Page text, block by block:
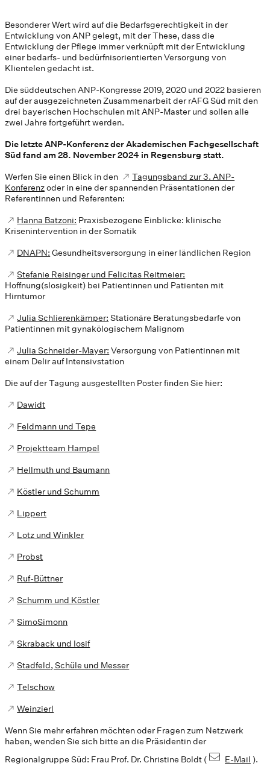
Besonderer Wert wird auf die Bedarfsgerechtigkeit in der
Entwicklung von ANP gelegt, mit der These, dass die
Entwicklung der Pflege immer verknüpft mit der Entwicklung
einer bedarfs- und bedürfnisorientierten Versorgung von
Klientelen gedacht ist.
Die süddeutschen ANP-Kongresse 2019, 2020 und 2022 basieren
auf der ausgezeichneten Zusammenarbeit der rAFG Süd mit den
drei bayerischen Hochschulen mit ANP-Master und sollen alle
zwei Jahre fortgeführt werden.
Die letzte ANP-Konferenz der Akademischen Fachgesellschaft
Süd fand am 28. November 2024 in Regensburg statt.
Werfen Sie einen Blick in den
Tagungsband zur 3. ANP-
Konferenzoder in eine der spannenden Präsentationen der
Referentinnen und Referenten:
Hanna Batzoni: Praxisbezogene Einblicke: klinische
Krisenintervention in der Somatik
DNAPN: Gesundheitsversorgung in einer ländlichen Region
Stefanie Reisinger und Felicitas Reitmeier:
Hoffnung(slosigkeit) bei Patientinnen und Patienten mit
Hirntumor
Julia Schlierenkämper: Stationäre Beratungsbedarfe von
Patientinnen mit gynakölogischem Malignom
Julia Schneider-Mayer: Versorgung von Patientinnen mit
einem Delir auf Intensivstation
Die auf der Tagung ausgestellten Poster finden Sie hier:
Dawidt
Feldmann und Tepe
Projektteam Hampel
Hellmuth und Baumann
Köstler und Schumm
Lippert
Lotz und Winkler
Probst
Ruf-Büttner
Schumm und Köstler
SimoSimonn
Skraback und Iosif
Stadfeld, Schüle und Messer
Telschow
Weinzierl
Wenn Sie mehr erfahren möchten oder Fragen zum Netzwerk
haben, wenden Sie sich bitte an die Präsidentin der
Regionalgruppe Süd: Frau Prof. Dr. Christine Boldt (
E-Mail ).